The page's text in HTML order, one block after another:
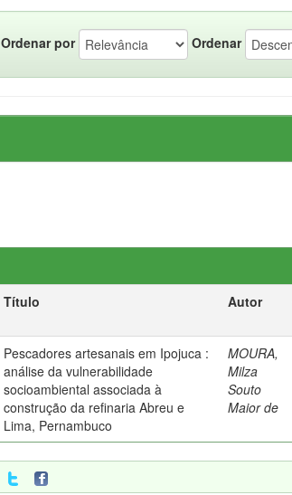
Ordenar por Ordenar
Título Autor
Pescadores artesanais em Ipojuca :
análise da vulnerabilidade
socioambiental associada à
construção da refinaria Abreu e
Lima, Pernambuco
MOURA,
Milza
Souto
Maior de